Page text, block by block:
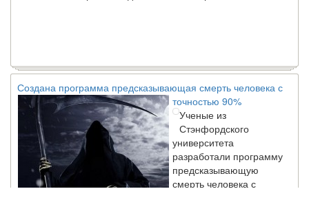
Создана программа предсказывающая смерть человека с
точностью 90%
Ученые из
Стэнфордского
университета
разработали программу
предсказывающую
смерть человека с
высокой точностью.